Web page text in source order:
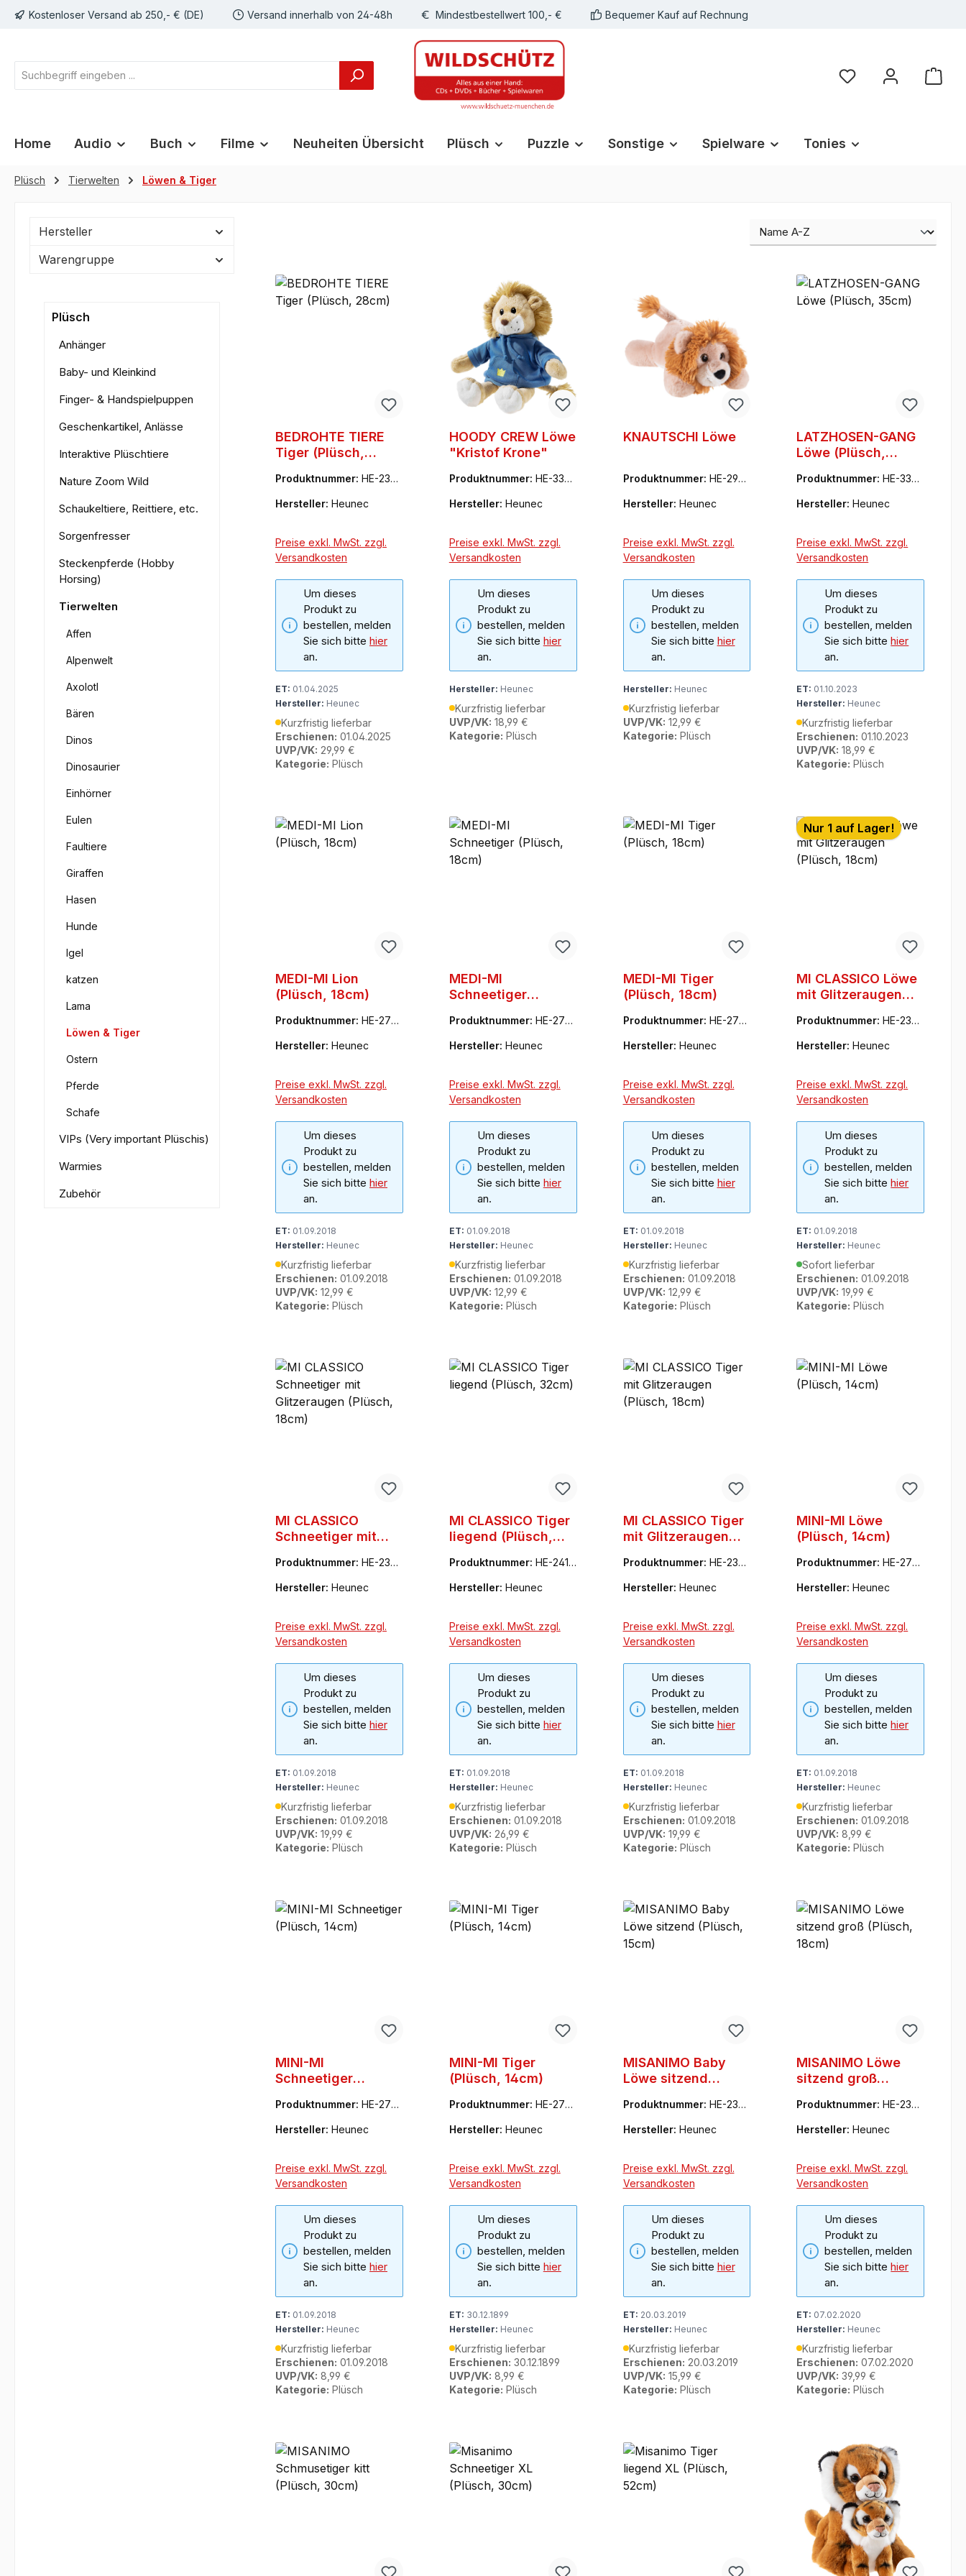
Zur Hauptnavigation springen
Kostenloser Versand ab 250,- € (DE) Versand innerhalb von 24-48h Mindestbestellwert 100,- € Bequemer Kauf auf Rechnung
Du hast 0 Produkte
Home Audio Buch Filme Neuheiten Übersicht Plüsch Puzzle Sonstige Spielware Tonies
Plüsch Tierwelten Löwen & Tiger
Hersteller
Warengruppe
Plüsch
Anhänger
Baby- und Kleinkind
Finger- & Handspielpuppen
Geschenkartikel, Anlässe
Interaktive Plüschtiere
Nature Zoom Wild
Schaukeltiere, Reittiere, etc.
Sorgenfresser
Steckenpferde (Hobby
Horsing)
Tierwelten
Affen
Alpenwelt
Axolotl
Bären
Dinos
Dinosaurier
Einhörner
Eulen
Faultiere
Giraffen
Hasen
Hunde
Igel
katzen
Lama
Löwen & Tiger
Ostern
Pferde
Schafe
VIPs (Very important Plüschis)
Warmies
Zubehör
BEDROHTE TIERE
Tiger (Plüsch,
Produktnummer: HE-2391
Hersteller: Heunec
Preise exkl. MwSt. zzgl.
Versandkosten
Um dieses
Produkt zu
bestellen, melden
Sie sich bitte hier
an.
ET: 01.04.2025
Hersteller: Heunec
Kurzfristig lieferbar
Erschienen: 01.04.2025
UVP/VK: 29,99 €
Kategorie: Plüsch
HOODY CREW Löwe
"Kristof Krone"
Produktnummer: HE-3360
Hersteller: Heunec
Preise exkl. MwSt. zzgl.
Versandkosten
Um dieses
Produkt zu
bestellen, melden
Sie sich bitte hier
an.
Hersteller: Heunec
Kurzfristig lieferbar
UVP/VK: 18,99 €
Kategorie: Plüsch
KNAUTSCHI Löwe
Produktnummer: HE-2928
Hersteller: Heunec
Preise exkl. MwSt. zzgl.
Versandkosten
Um dieses
Produkt zu
bestellen, melden
Sie sich bitte hier
an.
Hersteller: Heunec
Kurzfristig lieferbar
UVP/VK: 12,99 €
Kategorie: Plüsch
LATZHOSEN-GANG
Löwe (Plüsch,
Produktnummer:HE-3354
Hersteller:Heunec
Preise exkl. MwSt. zzgl.
Versandkosten
Um dieses
Produkt zu
bestellen, melden
Sie sich bittehier
an.
ET: 01.10.2023
Hersteller: Heunec
Kurzfristig lieferbar
Erschienen: 01.10.2023
UVP/VK: 18,99 €
Kategorie: Plüsch
MEDI-MI Lion
(Plüsch, 18cm)
Produktnummer: HE-2786
Hersteller: Heunec
Preise exkl. MwSt. zzgl.
Versandkosten
Um dieses
Produkt zu
bestellen, melden
Sie sich bitte hier
an.
ET: 01.09.2018
Hersteller: Heunec
Kurzfristig lieferbar
Erschienen: 01.09.2018
UVP/VK: 12,99 €
Kategorie: Plüsch
MEDI-MI
Schneetiger
Produktnummer: HE-278
Hersteller: Heunec
Preise exkl. MwSt. zzgl.
Versandkosten
Um dieses
Produkt zu
bestellen, melden
Sie sich bitte hier
an.
ET: 01.09.2018
Hersteller: Heunec
Kurzfristig lieferbar
Erschienen: 01.09.2018
UVP/VK: 12,99 €
Kategorie: Plüsch
MEDI-MI Tiger
(Plüsch, 18cm)
Produktnummer: HE-278
Hersteller: Heunec
Preise exkl. MwSt. zzgl.
Versandkosten
Um dieses
Produkt zu
bestellen, melden
Sie sich bitte hier
an.
ET: 01.09.2018
Hersteller: Heunec
Kurzfristig lieferbar
Erschienen: 01.09.2018
UVP/VK: 12,99 €
Kategorie: Plüsch
Nur 1 auf Lager!
MI CLASSICO Löwe
mit Glitzeraugen
Produktnummer:HE-2355
Hersteller:Heunec
Preise exkl. MwSt. zzgl.
Versandkosten
Um dieses
Produkt zu
bestellen, melden
Sie sich bittehier
an.
ET: 01.09.2018
Hersteller: Heunec
Sofort lieferbar
Erschienen: 01.09.2018
UVP/VK: 19,99 €
Kategorie: Plüsch
MI CLASSICO
Schneetiger mit
(Plüsch, 18cm)
Produktnummer: HE-2357
Hersteller: Heunec
Preise exkl. MwSt. zzgl.
Versandkosten
Um dieses
Produkt zu
bestellen, melden
Sie sich bitte hier
an.
ET: 01.09.2018
Hersteller: Heunec
Kurzfristig lieferbar
Erschienen: 01.09.2018
UVP/VK: 19,99 €
Kategorie: Plüsch
MI CLASSICO Tiger
liegend (Plüsch,
Produktnummer: HE-2410
Hersteller: Heunec
Preise exkl. MwSt. zzgl.
Versandkosten
Um dieses
Produkt zu
bestellen, melden
Sie sich bitte hier
an.
ET: 01.09.2018
Hersteller: Heunec
Kurzfristig lieferbar
Erschienen: 01.09.2018
UVP/VK: 26,99 €
Kategorie: Plüsch
MI CLASSICO Tiger
mit Glitzeraugen
Produktnummer: HE-2356
Hersteller: Heunec
Preise exkl. MwSt. zzgl.
Versandkosten
Um dieses
Produkt zu
bestellen, melden
Sie sich bitte hier
an.
ET: 01.09.2018
Hersteller: Heunec
Kurzfristig lieferbar
Erschienen: 01.09.2018
UVP/VK: 19,99 €
Kategorie: Plüsch
MINI-MI Löwe
(Plüsch, 14cm)
Produktnummer:HE-2752
Hersteller:Heunec
Preise exkl. MwSt. zzgl.
Versandkosten
Um dieses
Produkt zu
bestellen, melden
Sie sich bittehier
an.
ET: 01.09.2018
Hersteller: Heunec
Kurzfristig lieferbar
Erschienen: 01.09.2018
UVP/VK: 8,99 €
Kategorie: Plüsch
MINI-MI
Schneetiger
Produktnummer: HE-2756
Hersteller: Heunec
Preise exkl. MwSt. zzgl.
Versandkosten
Um dieses
Produkt zu
bestellen, melden
Sie sich bitte hier
an.
ET: 01.09.2018
Hersteller: Heunec
Kurzfristig lieferbar
Erschienen: 01.09.2018
UVP/VK: 8,99 €
Kategorie: Plüsch
MINI-MI Tiger
(Plüsch, 14cm)
Produktnummer: HE-2755
Hersteller: Heunec
Preise exkl. MwSt. zzgl.
Versandkosten
Um dieses
Produkt zu
bestellen, melden
Sie sich bitte hier
an.
ET: 30.12.1899
Hersteller: Heunec
Kurzfristig lieferbar
Erschienen: 30.12.1899
UVP/VK: 8,99 €
Kategorie: Plüsch
MISANIMO Baby
Löwe sitzend
Produktnummer: HE-2381
Hersteller: Heunec
Preise exkl. MwSt. zzgl.
Versandkosten
Um dieses
Produkt zu
bestellen, melden
Sie sich bitte hier
an.
ET: 20.03.2019
Hersteller: Heunec
Kurzfristig lieferbar
Erschienen: 20.03.2019
UVP/VK: 15,99 €
Kategorie: Plüsch
MISANIMO Löwe
sitzend groß
Produktnummer:HE-2355
Hersteller:Heunec
Preise exkl. MwSt. zzgl.
Versandkosten
Um dieses
Produkt zu
bestellen, melden
Sie sich bittehier
an.
ET: 07.02.2020
Hersteller: Heunec
Kurzfristig lieferbar
Erschienen: 07.02.2020
UVP/VK: 39,99 €
Kategorie: Plüsch